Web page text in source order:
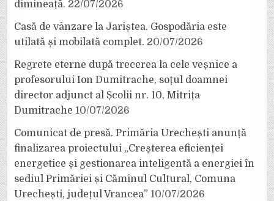
dimineață. 22/07/2026
Casă de vânzare la Jariștea. Gospodăria este
utilată și mobilată complet. 20/07/2026
Regrete eterne după trecerea la cele veșnice a
profesorului Ion Dumitrache, soțul doamnei
director adjunct al Școlii nr. 10, Mitrița
Dumitrache 10/07/2026
Comunicat de presă. Primăria Urechești anunță
finalizarea proiectului „Creșterea eficienței
energetice și gestionarea inteligentă a energiei în
sediul Primăriei și Căminul Cultural, Comuna
Urechești, județul Vrancea” 10/07/2026